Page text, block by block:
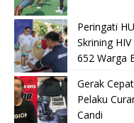
Peringati
Skrining
652 Warga
Gerak
Pelaku
Candi